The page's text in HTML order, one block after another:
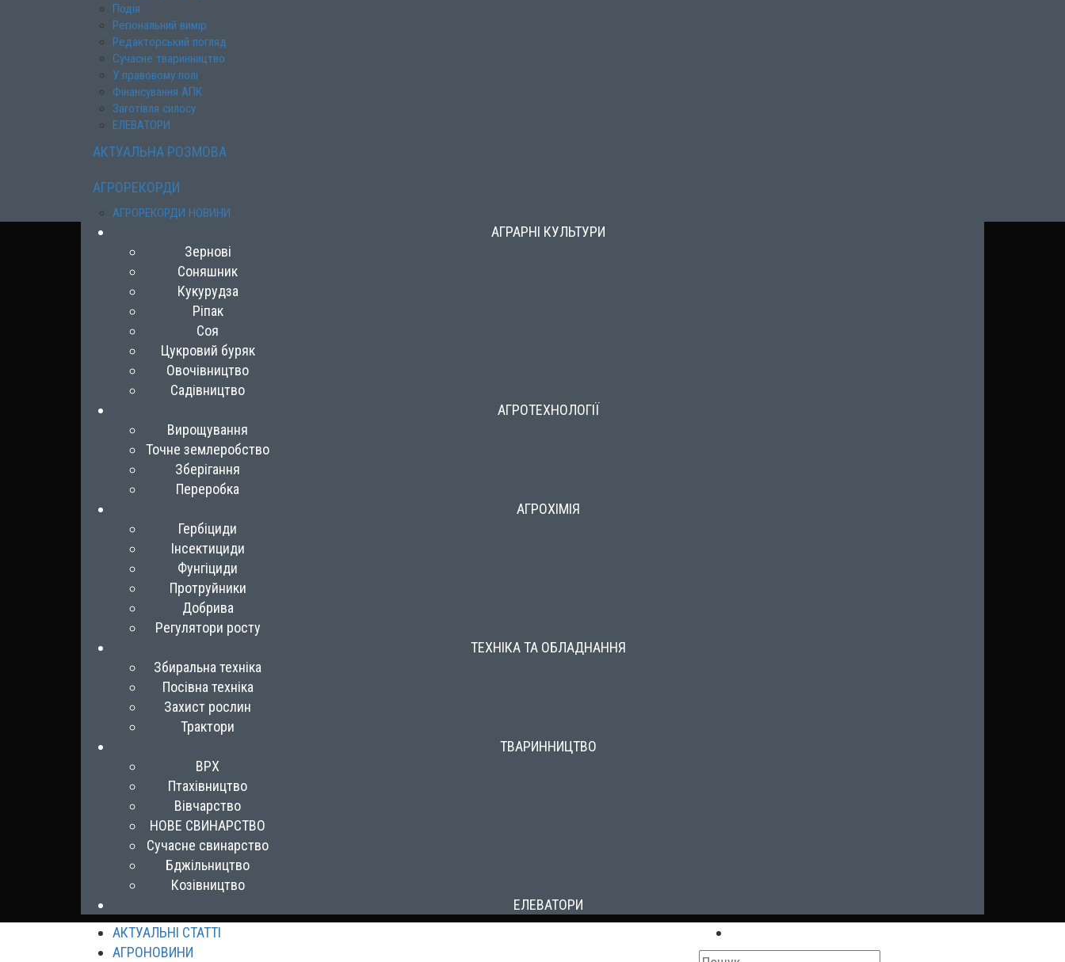
Подія
Регіональний вимір
Редакторський погляд
Сучасне тваринництво
У правовому полі
Фінансування АПК
Заготівля силосу
ЕЛЕВАТОРИ
АКТУАЛЬНА РОЗМОВА
АГРОРЕКОРДИ
АГРОРЕКОРДИ НОВИНИ
АГРАРНІ КУЛЬТУРИ
Зернові
Соняшник
Кукурудза
Ріпак
Соя
Цукровий буряк
Овочівництво
Садівництво
АГРОТЕХНОЛОГІЇ
Вирощування
Точне землеробство
Зберігання
Переробка
АГРОХІМІЯ
Гербіциди
Інсектициди
Фунгіциди
Протруйники
Добрива
Регулятори росту
ТЕХНІКА ТА ОБЛАДНАННЯ
Збиральна техніка
Посівна техніка
Захист рослин
Трактори
ТВАРИННИЦТВО
ВРХ
Птахівництво
Вівчарство
НОВЕ СВИНАРСТВО
Сучасне свинарство
Бджільництво
Козівництво
ЕЛЕВАТОРИ
АКТУАЛЬНІ СТАТТІ
АГРОНОВИНИ